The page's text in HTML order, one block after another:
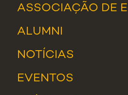
ASSOCIAÇÃO DE
ALUMNI
NOTÍCIAS
EVENTOS